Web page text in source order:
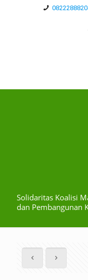
Solidaritas Koalisi
dan Pembangunan